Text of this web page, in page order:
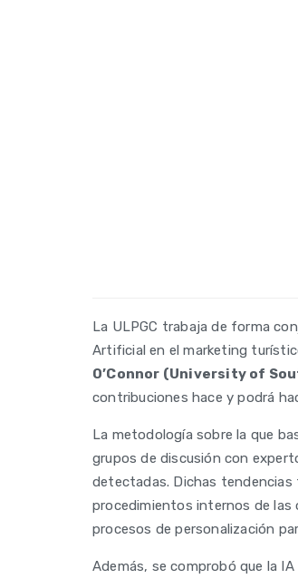
La ULPGC trabaja de forma
Artificial en el marketing
O’Connor (University of
contribuciones hace y podrá
La metodología sobre la que
grupos de discusión con
detectadas. Dichas tendencias
procedimientos internos de las
procesos de personalización
Además, se comprobó que la